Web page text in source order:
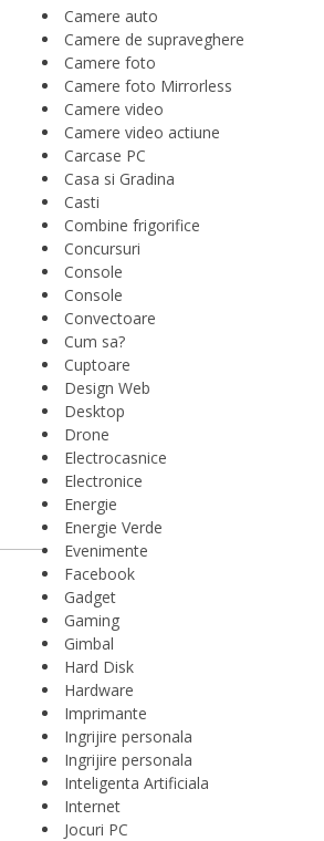
Camere auto
Camere de supraveghere
Camere foto
Camere foto Mirrorless
Camere video
Camere video actiune
Carcase PC
Casa si Gradina
Casti
Combine frigorifice
Concursuri
Console
Console
Convectoare
Cum sa?
Cuptoare
Design Web
Desktop
Drone
Electrocasnice
Electronice
Energie
Energie Verde
Evenimente
Facebook
Gadget
Gaming
Gimbal
Hard Disk
Hardware
Imprimante
Ingrijire personala
Ingrijire personala
Inteligenta Artificiala
Internet
Jocuri PC